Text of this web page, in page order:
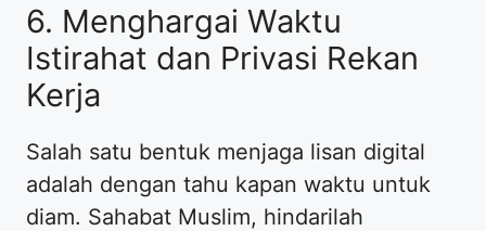
6. Menghargai Waktu
Istirahat dan Privasi Rekan
Kerja
Salah satu bentuk menjaga lisan digital
adalah dengan tahu kapan waktu untuk
diam. Sahabat Muslim, hindarilah